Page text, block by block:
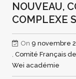
NOUVEAU,
COMPLEXE
On 9 novembre
, Comité Français
Wei académie